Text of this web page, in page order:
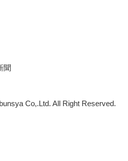
聞
Co,.Ltd. All Right Reserved.